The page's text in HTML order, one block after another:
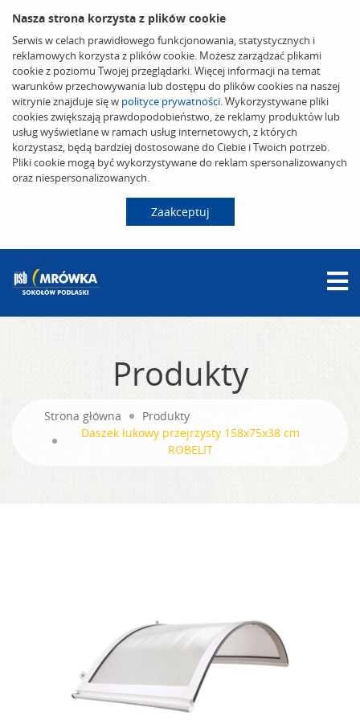
Nasza strona korzysta z plików cookie
Serwis w celach prawidłowego funkcjonowania, statystycznych i
reklamowych korzysta z plików cookie. Możesz zarządzać plikami
cookie z poziomu Twojej przeglądarki. Więcej informacji na temat
warunków przechowywania lub dostępu do plików cookies na naszej
witrynie znajduje się w polityce prywatności. Wykorzystywane pliki
cookies zwiększają prawdopodobieństwo, że reklamy produktów lub
usług wyświetlane w ramach usług internetowych, z których
korzystasz, będą bardziej dostosowane do Ciebie i Twoich potrzeb.
Pliki cookie mogą być wykorzystywane do reklam spersonalizowanych
oraz niespersonalizowanych.
Zaakceptuj
Produkty
Strona główna
Produkty
Daszek łukowy przejrzysty 158x75x38 cm
ROBELIT